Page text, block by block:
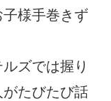
様手巻きず
ズでは握り
たびたび話